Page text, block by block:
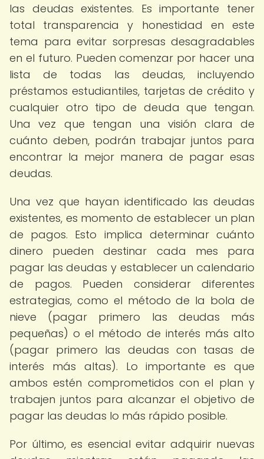
las deudas existentes. Es importante tener
total transparencia y honestidad en este
tema para evitar sorpresas desagradables
en el futuro. Pueden comenzar por hacer una
lista de todas las deudas, incluyendo
préstamos estudiantiles, tarjetas de crédito y
cualquier otro tipo de deuda que tengan.
Una vez que tengan una visión clara de
cuánto deben, podrán trabajar juntos para
encontrar la mejor manera de pagar esas
deudas.
Una vez que hayan identificado las deudas
existentes, es momento de establecer un plan
de pagos. Esto implica determinar cuánto
dinero pueden destinar cada mes para
pagar las deudas y establecer un calendario
de pagos. Pueden considerar diferentes
estrategias, como el método de la bola de
nieve (pagar primero las deudas más
pequeñas) o el método de interés más alto
(pagar primero las deudas con tasas de
interés más altas). Lo importante es que
ambos estén comprometidos con el plan y
trabajen juntos para alcanzar el objetivo de
pagar las deudas lo más rápido posible.
Por último, es esencial evitar adquirir nuevas